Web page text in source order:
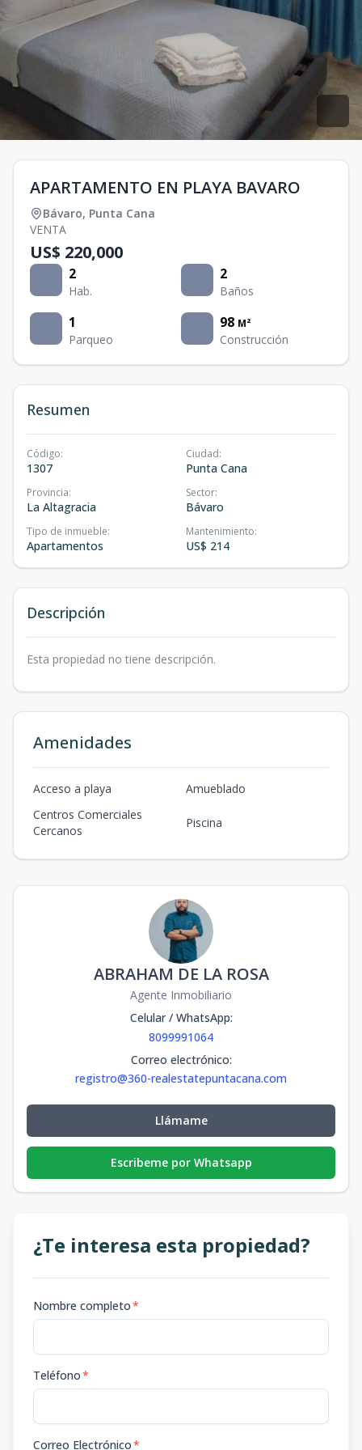
APARTAMENTO EN PLAYA BAVARO
Bávaro, Punta Cana
VENTA
US$ 220,000
2
Hab.
2
Baños
1
Parqueo
98 M²
Construcción
Resumen
Código:
1307
Ciudad:
Punta Cana
Provincia:
La Altagracia
Sector:
Bávaro
Tipo de inmueble:
Apartamentos
Mantenimiento:
US$ 214
Descripción
Esta propiedad no tiene descripción.
Amenidades
Acceso a playa
Amueblado
Centros Comerciales
Cercanos
Piscina
ABRAHAM DE LA ROSA
Agente Inmobiliario
Celular / WhatsApp:
8099991064
Correo electrónico:
registro@360-realestatepuntacana.com
Llámame
Escribeme por Whatsapp
¿Te interesa esta propiedad?
Nombre completo*
Teléfono*
Correo Electrónico*